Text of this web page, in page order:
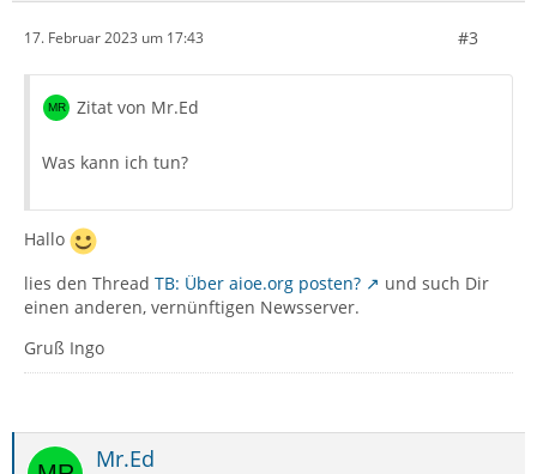
17. Februar 2023 um 17:43 #3
Zitat von Mr.Ed
Was kann ich tun?
Hallo
lies den Thread TB: Über aioe.org posten?
und such Dir
einen anderen, vernünftigen Newsserver.
Gruß Ingo
Mr.Ed